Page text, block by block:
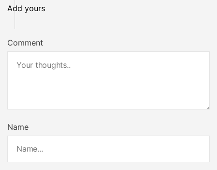
Add yours
Comment
Name